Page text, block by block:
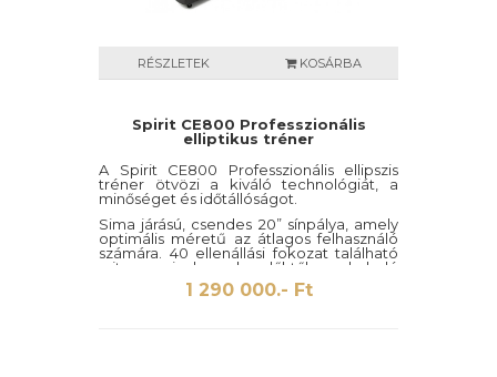
RÉSZLETEK KOSÁRBA
Spirit CE800 Professzionális
elliptikus tréner
A Spirit CE800 Professzionális ellipszis
tréner ötvözi a kiváló technológiát, a
minőséget és időtállóságot.
Sima járású, csendes 20” sínpálya, amely
optimális méretű az átlagos felhasználó
számára. 40 ellenállási fokozat található
rajta, amivel a kezdőktől a haladó
sportolókig bárki igényeit kielégíti.
1 290 000.- Ft